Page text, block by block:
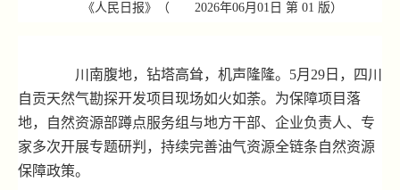
《人民日报》（ 2026年06月01日 第 01 版）
川南腹地，钻塔高耸，机声隆隆。5月29日，四川
自贡天然气勘探开发项目现场如火如荼。为保障项目落
地，自然资源部蹲点服务组与地方干部、企业负责人、专
家多次开展专题研判，持续完善油气资源全链条自然资源
保障政策。